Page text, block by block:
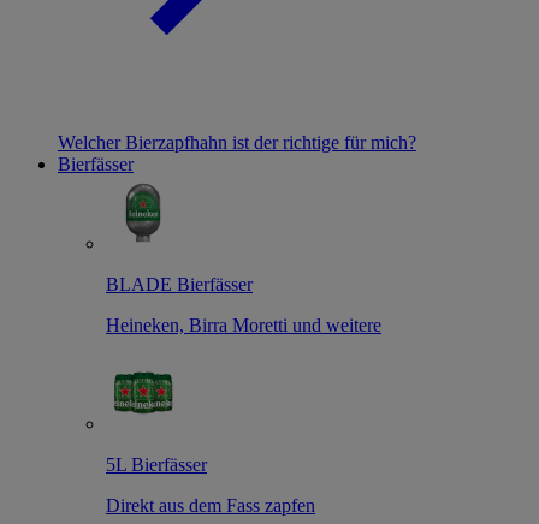
Welcher Bierzapfhahn ist der richtige für mich?
Bierfässer
BLADE Bierfässer
Heineken, Birra Moretti und weitere
5L Bierfässer
Direkt aus dem Fass zapfen